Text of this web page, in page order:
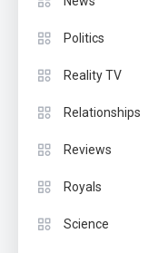
Politics
Reality TV
Relationships
Reviews
Royals
Science